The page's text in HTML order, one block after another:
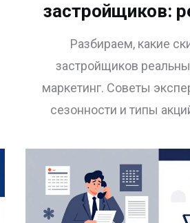
застройщиков:
маркетинговая
2026
Разбираем, какие
застройщиков
маркетинг. Советы
сезонности и типы